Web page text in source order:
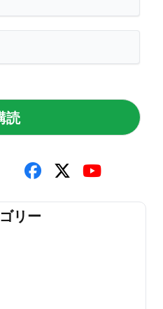
読
リー